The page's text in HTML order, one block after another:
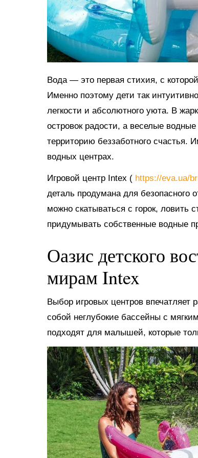
Вода — это первая стихия, с
Именно поэтому дети так
легкости и абсолютного уюта. В
островок радости, а веселые
территорию беззаботного
водных центрах.
Игровой центр Intex ( https://eva.ua/
деталь продумана для безопасного
можно скатываться с горок, ловить
придумывать собственные водные
Оазис детского
мирам Intex
Выбор игровых центров
собой неглубокие бассейны с
подходят для малышей, которые